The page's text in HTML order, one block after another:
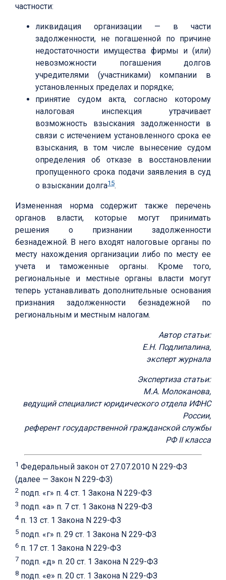
частности:
ликвидация организации — в части
задолженности, не погашенной по причине
недостаточности имущества фирмы и (или)
невозможности погашения долгов
учредителями (участниками) компании в
установленных пределах и порядке;
принятие судом акта, согласно которому
налоговая инспекция утрачивает
возможность взыскания задолженности в
связи с истечением установленного срока ее
взыскания, в том числе вынесение судом
определения об отказе в восстановлении
пропущенного срока подачи заявления в суд
о взыскании долга15.
Измененная норма содержит также перечень
органов власти, которые могут принимать
решения о признании задолженности
безнадежной. В него входят налоговые органы по
месту нахождения организации либо по месту ее
учета и таможенные органы. Кроме того,
региональные и местные органы власти могут
теперь устанавливать дополнительные основания
признания задолженности безнадежной по
региональным и местным налогам.
Автор статьи:
Е.Н. Подлипалина,
эксперт журнала
Экспертиза статьи:
М.А. Молоканова,
ведущий специалист юридического отдела ИФНС
России,
референт государственной гражданской службы
РФ II класса
1 Федеральный закон от 27.07.2010 N 229-ФЗ
(далее — Закон N 229-ФЗ)
2 подп. «г» п. 4 ст. 1 Закона N 229-ФЗ
3 подп. «а» п. 7 ст. 1 Закона N 229-ФЗ
4п. 13 ст. 1 Закона N 229-ФЗ
5 подп. «г» п. 29 ст. 1 Закона N 229-ФЗ
6 п. 17 ст. 1 Закона N 229-ФЗ
7 подп. «д» п. 20 ст. 1 Закона N 229-ФЗ
8 подп. «е» п. 20 ст. 1 Закона N 229-ФЗ